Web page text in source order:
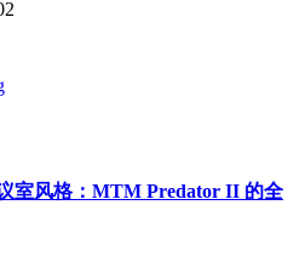
室风格：MTM Predator II 的全